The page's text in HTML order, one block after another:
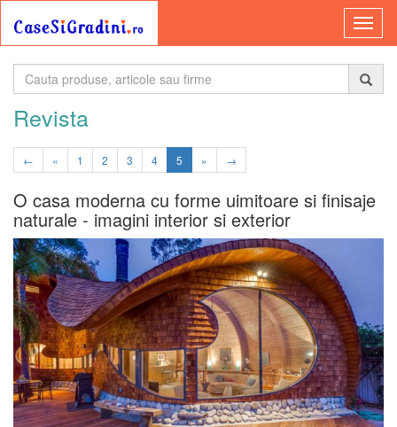
Revista
← « 1 2 3 4 5 » →
O casa moderna cu forme uimitoare si finisaje
naturale - imagini interior si exterior